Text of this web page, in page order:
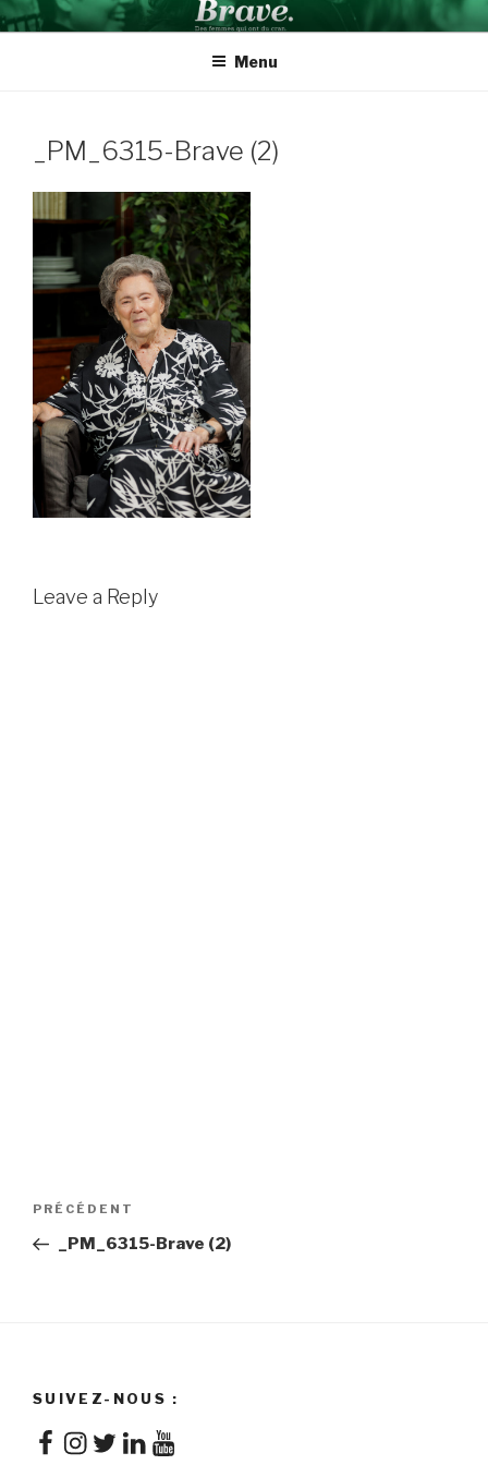
Aller
au
BRAVE INSPIRATION
Des femmes qui ont du cran
Menu
_PM_6315-Brave (2)
Leave a Reply
Navigation
l'article
Article
précédent
PRÉCÉDENT
_PM_6315-Brave (2)
SUIVEZ-NOUS :
Facebook
Instagram
TwitterLinkedInYouTube